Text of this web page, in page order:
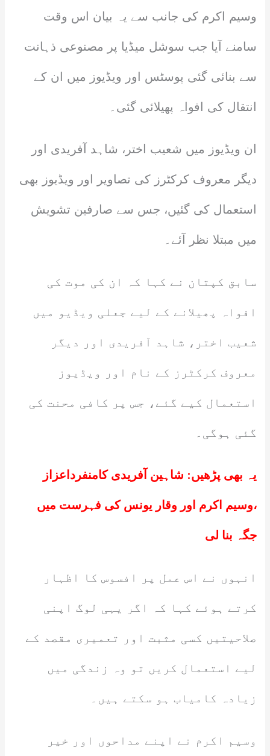
وسیم اکرم کی جانب سے یہ بیان اس وقت
سامنے آیا جب سوشل میڈیا پر مصنوعی ذہانت
سے بنائی گئی پوسٹس اور ویڈیوز میں ان کے
انتقال کی افواہ پھیلائی گئی۔
ان ویڈیوز میں شعیب اختر، شاہد آفریدی اور
دیگر معروف کرکٹرز کی تصاویر اور ویڈیوز بھی
استعمال کی گئیں، جس سے صارفین تشویش
میں مبتلا نظر آئے۔
سابق کپتان نے کہا کہ ان کی موت کی
افواہ پھیلانے کے لیے جعلی ویڈیو میں
شعیب اختر، شاہد آفریدی اور دیگر
معروف کرکٹرز کے نام اور ویڈیوز
استعمال کیے گئے، جس پر کافی محنت کی
گئی ہوگی۔
یہ بھی پڑھیں: شاہین آفریدی کامنفرداعزاز
،وسیم اکرم اور وقار یونس کی فہرست میں
جگہ بنا لی
انہوں نے اس عمل پر افسوس کا اظہار
کرتے ہوئے کہا کہ اگر یہی لوگ اپنی
صلاحیتیں کسی مثبت اور تعمیری مقصد کے
لیے استعمال کریں تو وہ زندگی میں
زیادہ کامیاب ہو سکتے ہیں۔
وسیم اکرم نے اپنے مداحوں اور خیر